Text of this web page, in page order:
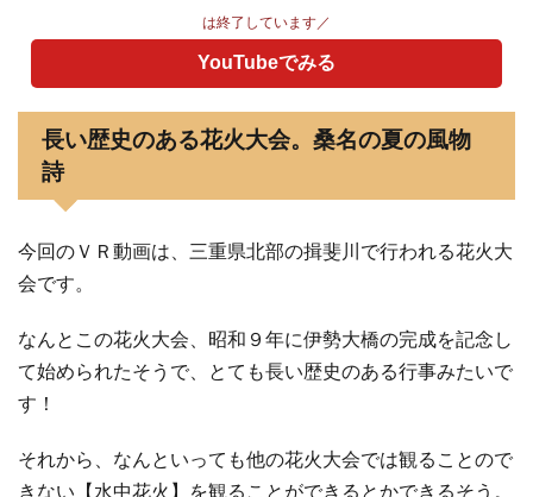
は終了しています／
YouTubeでみる
長い歴史のある花火大会。桑名の夏の風物
詩
今回のＶＲ動画は、三重県北部の揖斐川で行われる花火大
会です。
なんとこの花火大会、昭和９年に伊勢大橋の完成を記念し
て始められたそうで、とても長い歴史のある行事みたいで
す！
それから、なんといっても他の花火大会では観ることので
きない【水中花火】を観ることができるとかできるそう。